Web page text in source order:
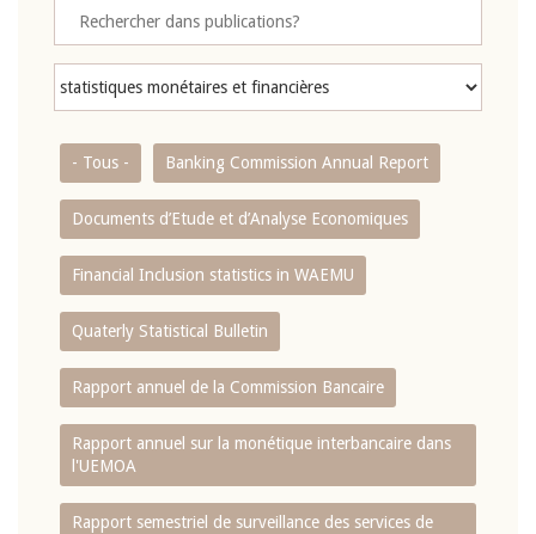
- Tous - Banking Commission Annual Report
Documents d’Etude et d’Analyse Economiques
Financial Inclusion statistics in WAEMU
Quaterly Statistical Bulletin
Rapport annuel de la Commission Bancaire
Rapport annuel sur la monétique interbancaire dans
l'UEMOA
Rapport semestriel de surveillance des services de